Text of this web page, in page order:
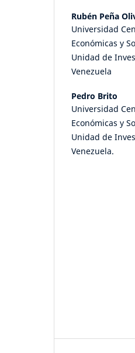
Rubén Peña
Universidad
Económicas y
Unidad de
Venezuela
Pedro Brito
Universidad
Económicas y
Unidad de
Venezuela.